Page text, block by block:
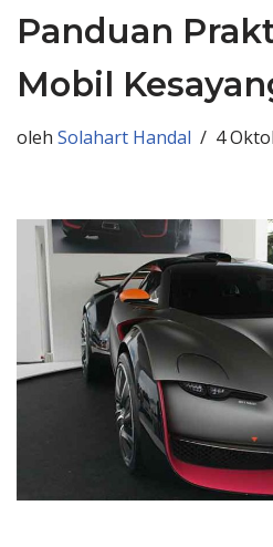
Panduan
Mobil
oleh Solahart Handal 4